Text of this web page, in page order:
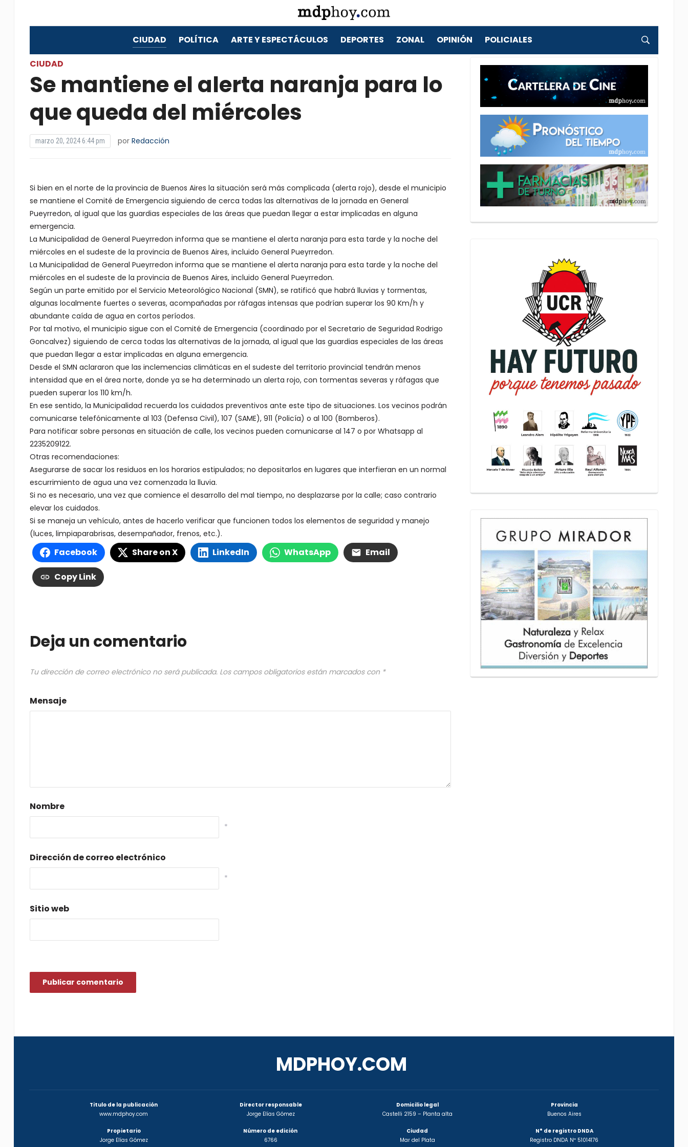
CIUDAD POLÍTICA ARTE Y ESPECTÁCULOS DEPORTES ZONAL OPINIÓN POLICIALES
CIUDAD
Se mantiene el alerta naranja para lo
que queda del miércoles
marzo 20, 2024 6:44 pm por Redacción
Si bien en el norte de la provincia de Buenos Aires la situación será más complicada (alerta rojo), desde el municipio
se mantiene el Comité de Emergencia siguiendo de cerca todas las alternativas de la jornada en General
Pueyrredon, al igual que las guardias especiales de las áreas que puedan llegar a estar implicadas en alguna
emergencia.
La Municipalidad de General Pueyrredon informa que se mantiene el alerta naranja para esta tarde y la noche del
miércoles en el sudeste de la provincia de Buenos Aires, incluido General Pueyrredon.
La Municipalidad de General Pueyrredon informa que se mantiene el alerta naranja para esta tarde y la noche del
miércoles en el sudeste de la provincia de Buenos Aires, incluido General Pueyrredon.
Según un parte emitido por el Servicio Meteorológico Nacional (SMN), se ratificó que habrá lluvias y tormentas,
algunas localmente fuertes o severas, acompañadas por ráfagas intensas que podrían superar los 90 Km/h y
abundante caída de agua en cortos períodos.
Por tal motivo, el municipio sigue con el Comité de Emergencia (coordinado por el Secretario de Seguridad Rodrigo
Goncalvez) siguiendo de cerca todas las alternativas de la jornada, al igual que las guardias especiales de las áreas
que puedan llegar a estar implicadas en alguna emergencia.
Desde el SMN aclararon que las inclemencias climáticas en el sudeste del territorio provincial tendrán menos
intensidad que en el área norte, donde ya se ha determinado un alerta rojo, con tormentas severas y ráfagas que
pueden superar los 110 km/h.
En ese sentido, la Municipalidad recuerda los cuidados preventivos ante este tipo de situaciones. Los vecinos podrán
comunicarse telefónicamente al 103 (Defensa Civil), 107 (SAME), 911 (Policía) o al 100 (Bomberos).
Para notificar sobre personas en situación de calle, los vecinos pueden comunicarse al 147 o por Whatsapp al
2235209122.
Otras recomendaciones:
Asegurarse de sacar los residuos en los horarios estipulados; no depositarlos en lugares que interfieran en un normal
escurrimiento de agua una vez comenzada la lluvia.
Si no es necesario, una vez que comience el desarrollo del mal tiempo, no desplazarse por la calle; caso contrario
elevar los cuidados.
Si se maneja un vehículo, antes de hacerlo verificar que funcionen todos los elementos de seguridad y manejo
(luces, limpiaparabrisas, desempañador, frenos, etc.).
Facebook Share on X LinkedIn WhatsApp Email
Copy Link
Deja un comentario
Tu dirección de correo electrónico no será publicada. Los campos obligatorios están marcados con *
Mensaje
Nombre
*
Dirección de correo electrónico
*
Sitio web
MDPHOY.COM
Titulo de la publicación
www.mdphoy.com
Propietario
Jorge Elías Gómez
Director responsable
Jorge Elías Gómez
Número de edición
6766
Domicilio legal
Castelli 2159 – Planta alta
Ciudad
Mar del Plata
Provincia
Buenos Aires
N° de registro DNDA
Registro DNDA Nº 51014176